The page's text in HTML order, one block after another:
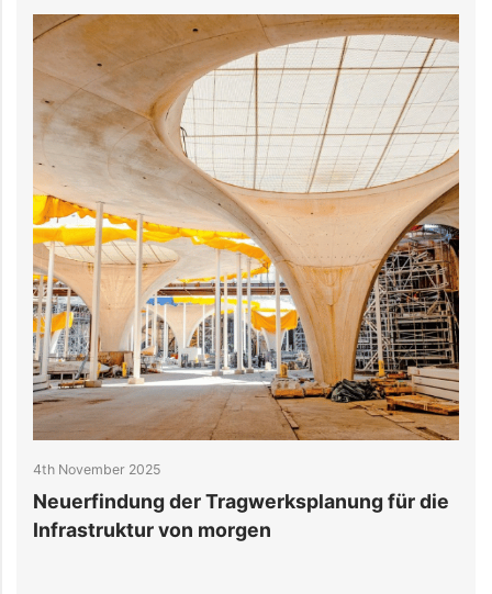
4th November 2025
Neuerfindung der Tragwerksplanung für die
Infrastruktur von morgen